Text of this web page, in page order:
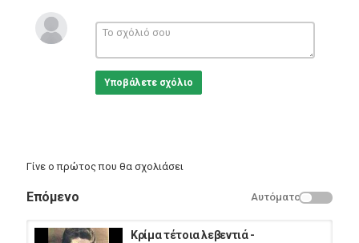
Υποβάλετε σχόλιο
Γίνε ο πρώτος που θα σχολιάσει
Επόμενο Αυτόματο
Κρίμα τέτοια λεβεντιά -